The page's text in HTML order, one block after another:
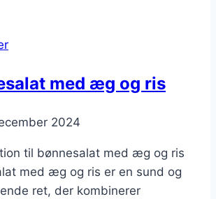
med æg og ris
2024
til bønnesalat med æg og ris
med æg og ris er en sund og
ret, der kombinerer